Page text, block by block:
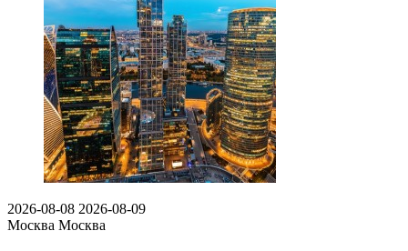
2026-08-08 2026-08-09
Москва Москва